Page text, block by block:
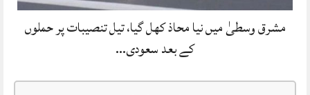
مشرق وسطیٰ میں نیا محاذ کھل گیا، تیل تنصیبات پر حملوں
کے بعد سعودی…